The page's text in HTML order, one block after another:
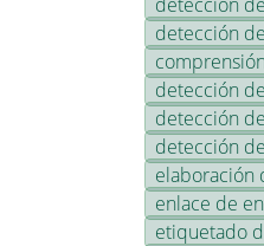
detección
detección
detección
detección
elaboración
enlace de
etiquetado